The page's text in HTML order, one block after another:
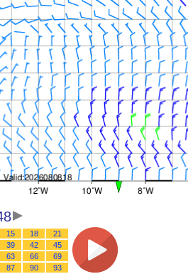
15 18
21
39 42
45
63 66
69
87 90 93